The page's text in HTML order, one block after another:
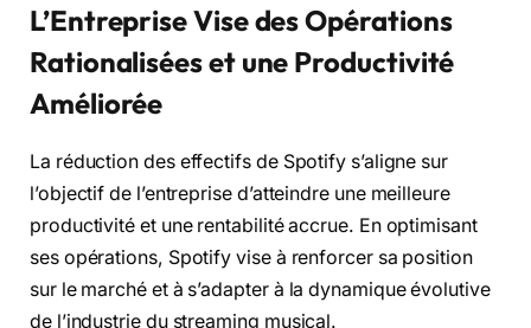
L’Entreprise Vise des Opérations
Rationalisées et une Productivité
Améliorée
La réduction des effectifs de Spotify s’aligne sur
l’objectif de l’entreprise d’atteindre une meilleure
productivité et une rentabilité accrue. En optimisant
ses opérations, Spotify vise à renforcer sa position
sur le marché et à s’adapter à la dynamique évolutive
de l’industrie du streaming musical.